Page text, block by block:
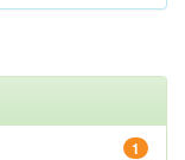
1